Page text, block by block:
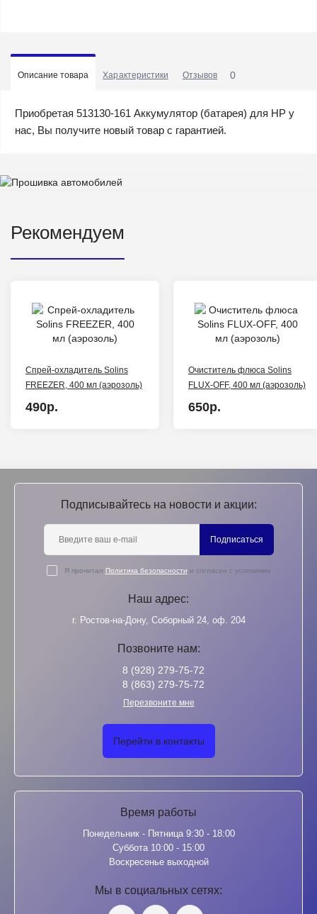
Описание товара Характеристики Отзывов 0
Приобретая 513130-161 Аккумулятор (батарея) для HP у
нас, Вы получите новый товар с гарантией.
Рекомендуем
Спрей-охладитель Solins
FREEZER, 400 мл (аэрозоль)
490р.
Очиститель флюса Solins
FLUX-OFF, 400 мл (аэрозоль)
650р.
Подписывайтесь на новости и акции:
Подписаться
Я прочитал Политика безопасности и согласен с условиями
Наш адрес:
г. Ростов-на-Дону, Соборный 24, оф. 204
Позвоните нам:
8 (928) 279-75-72
8 (863) 279-75-72
Перезвоните мне
Перейти в контакты
Время работы
Понедельник - Пятница 9:30 - 18:00
Суббота 10:00 - 15:00
Воскресенье выходной
Мы в социальных сетях: